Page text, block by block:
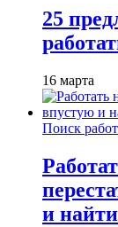
25
16 марта
Поиск
и